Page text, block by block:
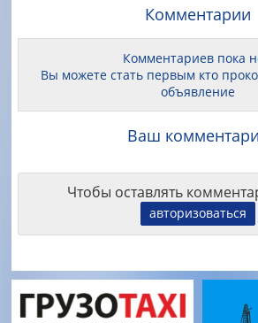
Комментарии
Комментариев пока
Вы можете стать первым кто
объявление
Ваш
Чтобы оставлять
авторизоваться